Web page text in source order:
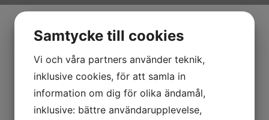
Our partnerNormet, which is a leading supplier of shotcrete
equipment, has for many years developed
simulators
trained operators. Normet is an approved simulator trainer by
EFNARC and SwedishRock EngineeringAssociation.
Samtycke till cookies
Vi och våra partners använder teknik,
inklusive cookies, för att samla in
information om dig för olika ändamål,
inklusive: bättre användarupplevelse,